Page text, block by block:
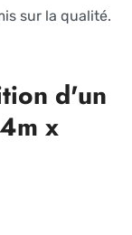
sur la qualité.
d'un
x